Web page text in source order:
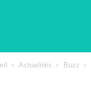
Actualités Buzz